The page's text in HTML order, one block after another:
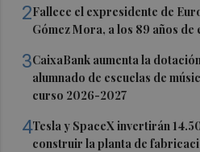
2Fallece el expresidente de
Gómez Mora, a los 89 años de
3CaixaBank aumenta la
alumnado de escuelas de
curso 2026-2027
4Tesla y SpaceX invertirán
construir la planta de